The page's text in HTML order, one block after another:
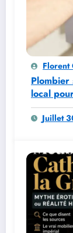
Florent
local
Juillet